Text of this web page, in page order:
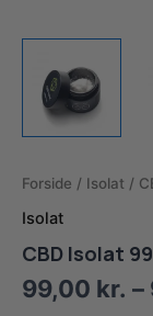
Forside / Isolat /
Isolat
CBD Isolat
99,00 kr. –